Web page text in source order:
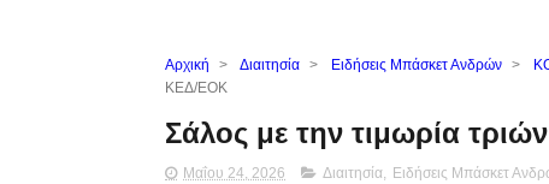
Αρχική > Διαιτησία > Ειδήσεις Μπάσκετ Ανδρών >
ΚΕΔ/ΕΟΚ
Σάλος με την τιμωρία
Μαΐου 24, 2026 Διαιτησία, Ειδήσεις Μπάσκετ